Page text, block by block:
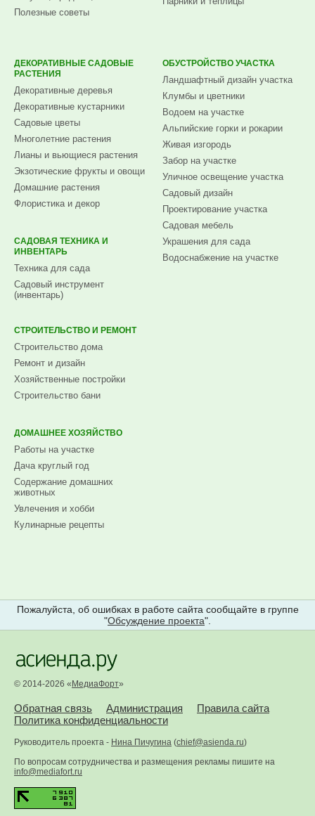
Полезные советы
ДЕКОРАТИВНЫЕ САДОВЫЕ
РАСТЕНИЯ
Декоративные деревья
Декоративные кустарники
Садовые цветы
Многолетние растения
Лианы и вьющиеся растения
Экзотические фрукты и овощи
Домашние растения
Флористика и декор
САДОВАЯ ТЕХНИКА И
ИНВЕНТАРЬ
Техника для сада
Садовый инструмент
(инвентарь)
ОБУСТРОЙСТВО УЧАСТКА
Ландшафтный дизайн участка
Клумбы и цветники
Водоем на участке
Альпийские горки и рокарии
Живая изгородь
Забор на участке
Уличное освещение участка
Садовый дизайн
Проектирование участка
Садовая мебель
Украшения для сада
Водоснабжение на участке
СТРОИТЕЛЬСТВО И РЕМОНТ
Строительство дома
Ремонт и дизайн
Хозяйственные постройки
Строительство бани
ДОМАШНЕЕ ХОЗЯЙСТВО
Работы на участке
Дача круглый год
Содержание домашних
животных
Увлечения и хобби
Кулинарные рецепты
Пожалуйста, об ошибках в работе сайта сообщайте в группе
"Обсуждение проекта".
© 2014-2026 «МедиаФорт»
Обратная связь Администрация
Правила сайта
Политика конфиденциальности
Руководитель проекта - Нина Пичугина (chief@asienda.ru)
По вопросам сотрудничества и размещения рекламы пишите на
info@mediafort.ru